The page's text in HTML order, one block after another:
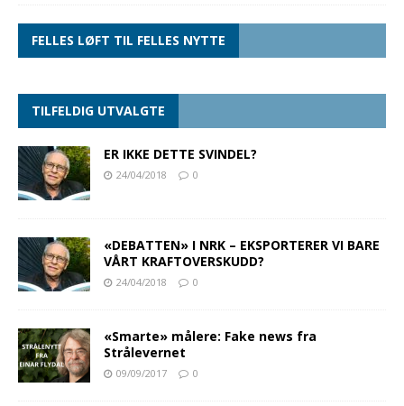
FELLES LØFT TIL FELLES NYTTE
TILFELDIG UTVALGTE
ER IKKE DETTE SVINDEL?
24/04/2018 0
«DEBATTEN» I NRK – EKSPORTERER VI BARE
VÅRT KRAFTOVERSKUDD?
24/04/2018 0
«Smarte» målere: Fake news fra
Strålevernet
09/09/2017 0